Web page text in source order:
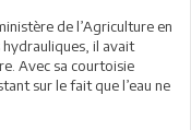
de l’Agriculture en
hydrauliques, il avait
Avec sa courtoisie
sur le fait que l’eau ne